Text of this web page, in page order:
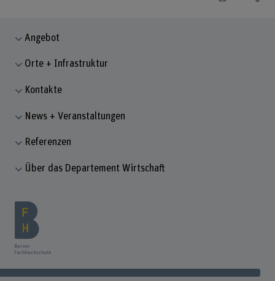
Angebot
Orte + Infrastruktur
Kontakte
News + Veranstaltungen
Referenzen
Über das Departement Wirtschaft